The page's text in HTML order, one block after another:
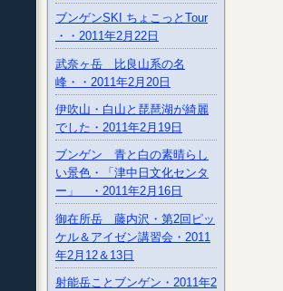
ブンゲンSKI ちょこっとTour
・・2011年2月22日
武奈ヶ岳 比良山系の名
峰・・2011年2月20日
伊吹山・白山と琵琶湖が綺麗
でした・2011年2月19日
ブンゲン 青と白の素晴らし
い景色・「津中日文化センタ
ー」 ・2011年2月16日
御在所岳 藤内沢・第2回ピッ
ケル＆アイゼン講習会・2011
年2月12＆13日
射能岳ことブンゲン・2011年2